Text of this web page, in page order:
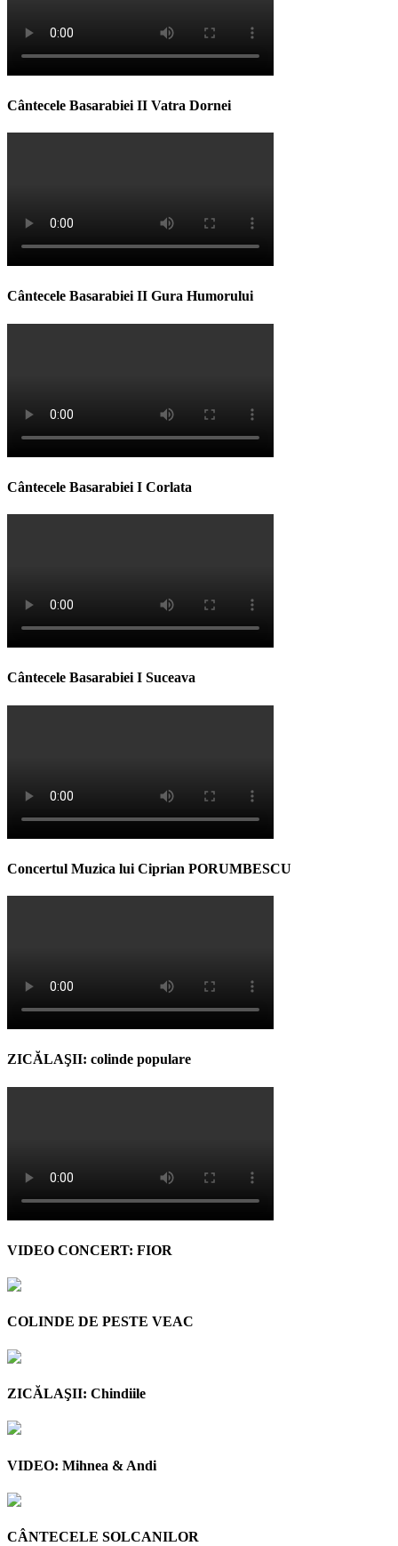
Cântecele Basarabiei II Vatra Dornei
Cântecele Basarabiei II Gura Humorului
Cântecele Basarabiei I Corlata
Cântecele Basarabiei I Suceava
Concertul Muzica lui Ciprian PORUMBESCU
ZICĂLAŞII: colinde populare
VIDEO CONCERT: FIOR
COLINDE DE PESTE VEAC
ZICĂLAŞII: Chindiile
VIDEO: Mihnea & Andi
CÂNTECELE SOLCANILOR